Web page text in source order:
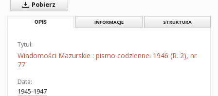
Pobierz
OPIS INFORMACJE STRUKTURA
Tytuł:
Wiadomości Mazurskie : pismo codzienne. 1946 (R. 2), nr
77
Data:
1945-1947